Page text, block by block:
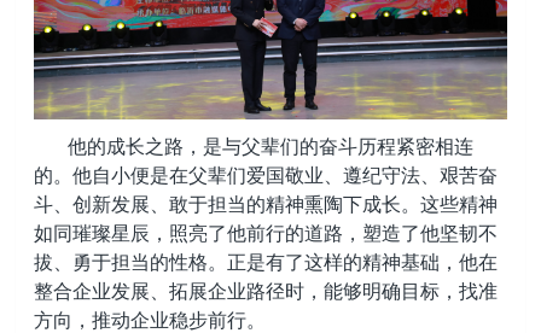
他的成长之路，是与父辈们的奋斗历程紧密相连
的。他自小便是在父辈们爱国敬业、‌遵纪守法、‌艰苦奋
斗、‌创新发展、‌敢于担当的精神熏陶下成长。这些精神
如同璀璨星辰，照亮了他前行的道路，塑造了他坚韧不
拔、勇于担当的性格。正是有了这样的精神基础，他在
整合企业发展、拓展企业路径时，能够明确目标，找准
方向，推动企业稳步前行。